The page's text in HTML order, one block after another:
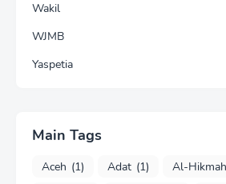
Wakil
WJMB
Yaspetia
Main Tags
Aceh (1) Adat (1) Al-Hikmah